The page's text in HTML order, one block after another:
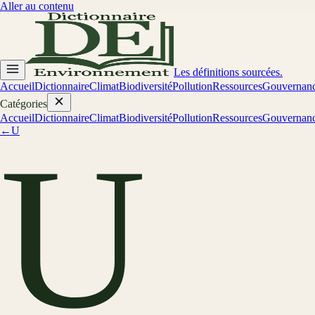
Aller au contenu
Les définitions sourcées.
AccueilDictionnaireClimatBiodiversitéPollutionRessources
Catégories
AccueilDictionnaireClimatBiodiversitéPollutionRessources
←U
U